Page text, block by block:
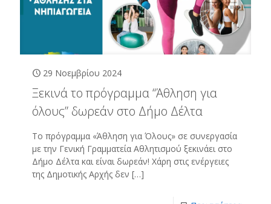
29 Νοεμβρίου 2024
Ξεκινά το πρόγραμμα “Άθληση για
όλους” δωρεάν στο Δήμο Δέλτα
Το πρόγραμμα «Άθληση για Όλους» σε συνεργασία
με την Γενική Γραμματεία Αθλητισμού ξεκινάει στο
Δήμο Δέλτα και είναι δωρεάν! Χάρη στις ενέργειες
της Δημοτικής Αρχής δεν […]